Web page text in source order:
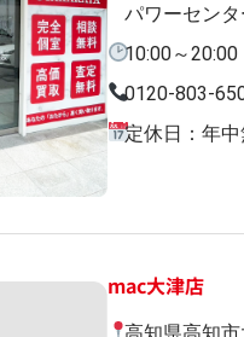
パワーセン
10:00～20:00
0120-803-
定休日：年
mac大津店